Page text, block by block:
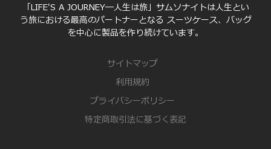
「LIFE'S A JOURNEY―人生は旅」サムソナイトは人生とい
う旅における最高のパートナーとなる スーツケース、バッグ
を中心に製品を作り続けています。
サイトマップ
利用規約
プライバシーポリシー
特定商取引法に基づく表記